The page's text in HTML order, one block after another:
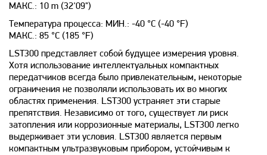
МАКС.: 10 m (32'09")
Температура процесса: МИН.: -40 °C (-40 °F)
МАКС.: 85 °C (185 °F)
LST300 представляет собой будущее измерения уровня.
Хотя использование интеллектуальных компактных
передатчиков всегда было привлекательным, некоторые
ограничения не позволяли использовать их во многих
областях применения. LST300 устраняет эти старые
препятствия. Независимо от того, существует ли риск
затопления или коррозионные материалы, LST300 легко
выдерживает эти условия. LST300 является первым
компактным ультразвуковым прибором, устойчивым к